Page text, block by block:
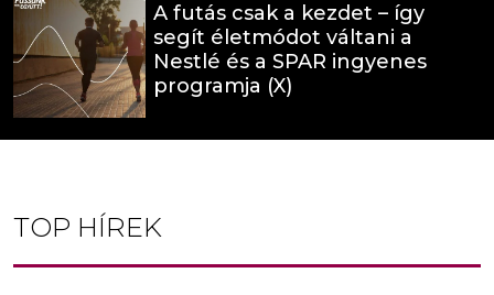
A futás csak a kezdet – így
segít életmódot váltani a
Nestlé és a SPAR ingyenes
programja (X)
TOP HÍREK